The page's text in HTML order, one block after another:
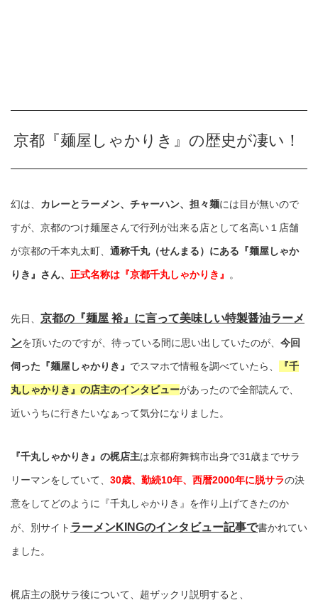
京都『麺屋しゃかりき』の歴史が凄い！
幻は、 カレーとラーメン、チャーハン、担々麺には目が無いので
すが、京都のつけ麺屋さんで行列が出来る店として名高い１店舗
が京都の千本丸太町、 通称千丸（せんまる）にある『麺屋しゃか
りき』さん、 正式名称は『京都千丸しゃかりき』 。
先日、 京都の『麺屋 裕』に言って美味しい特製醤油ラーメ
ンを頂いたのですが、待っている間に思い出していたのが、 今回
伺った『麺屋しゃかりき』 でスマホで情報を調べていたら、 『千
丸しゃかりき』の店主のインタビューがあったので全部読んで、
近いうちに行きたいなぁって気分になりました。
『千丸しゃかりき』の梶店主は京都府舞鶴市出身で31歳までサラ
リーマンをしていて、 30歳、勤続10年、西暦2000年に脱サラの決
意をしてどのように『千丸しゃかりき』を作り上げてきたのか
が、別サイト ラーメンKINGのインタビュー記事で書かれてい
ました。
梶店主の脱サラ後について、超ザックリ説明すると、